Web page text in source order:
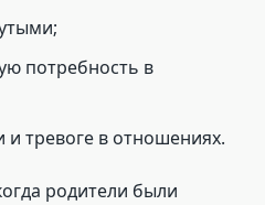
потребность в
и тревоге в отношениях.
родители были